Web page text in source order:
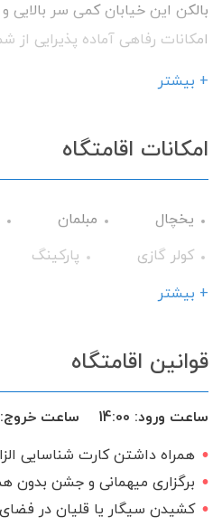
بالکن این خیابان کمی سر بالایی
امکانات رفاهی آماده پذیرایی از
+ بیشتر
امکانات اقامتگاه
یخچال مبلمان
کولر گازی
پارکینگ
تلویزیون
ماشین لباس‌شویی
ماهواره
کتابخانه
درب ریموت دار
تحویل 24 ساعته
+ بیشتر
قوانین اقامتگاه
ساعت ورود: 14:00 ساعت خروج:
همراه داشتن کارت شناسایی
برگزاری میهمانی و جشن بدون
کشیدن سیگار یا قلیان در